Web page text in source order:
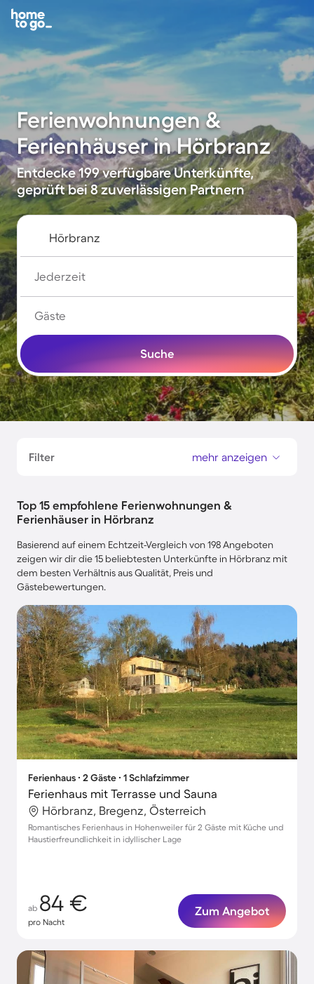
Ferienwohnungen &
Ferienhäuser in Hörbranz
Entdecke 199 verfügbare Unterkünfte,
geprüft bei 8 zuverlässigen Partnern
Jederzeit
Gäste
Suche
Filter mehr anzeigen
Top 15 empfohlene Ferienwohnungen &
Ferienhäuser in Hörbranz
Basierend auf einem Echtzeit-Vergleich von 198 Angeboten
zeigen wir dir die 15 beliebtesten Unterkünfte in Hörbranz mit
dem besten Verhältnis aus Qualität, Preis und
Gästebewertungen.
Ferienhaus ∙ 2 Gäste ∙ 1 Schlafzimmer
Ferienhaus mit Terrasse und Sauna
Hörbranz, Bregenz, Österreich
Romantisches Ferienhaus in Hohenweiler für 2 Gäste mit Küche und
Haustierfreundlichkeit in idyllischer Lage
ab 84 €
pro Nacht
Zum Angebot